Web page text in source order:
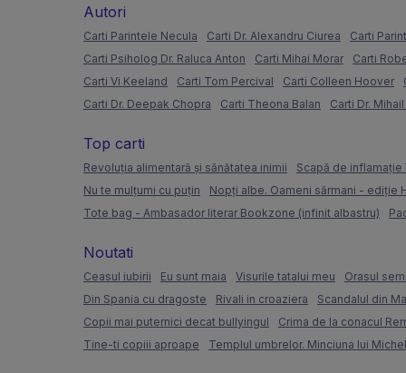
Autori
Carti Parintele Necula Carti Dr. Alexandru Ciurea
Carti
Carti Psiholog Dr. Raluca Anton
Carti Mihai Morar
Carti
Carti Vi Keeland
Carti Tom Percival Carti Colleen Hoover
Carti Dr. Deepak Chopra
Carti Theona Balan Carti Dr.
Top carti
Revoluția alimentară și sănătatea inimii
Scapă de inflamație
Nu te mulțumi cu puțin
Nopți albe. Oameni sărmani - ediție
Tote bag - Ambasador literar Bookzone (infinit albastru)
Noutati
Ceasul iubirii Eu sunt maia Visurile tatalui meu
Orasul
Din Spania cu dragoste
Rivali in croaziera
Scandalul din
Copii mai puternici decat bullyingul
Crima de la conacul
Tine-ti copiii aproape
Templul umbrelor. Minciuna lui